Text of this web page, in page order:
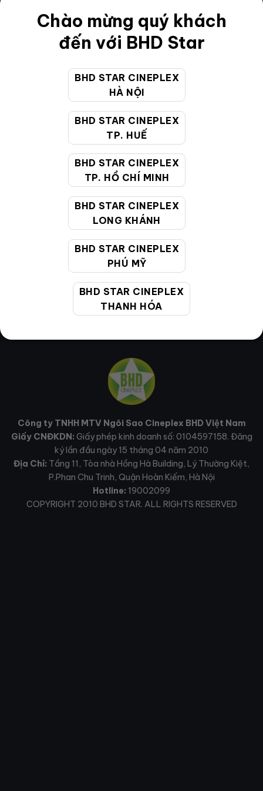
Chào mừng quý khách
đến với BHD Star
BHD STAR CINEPLEX
HÀ NỘI
BHD STAR CINEPLEX
TP. HUẾ
BHD STAR CINEPLEX
TP. HỒ CHÍ MINH
BHD STAR CINEPLEX
LONG KHÁNH
BHD STAR CINEPLEX
PHÚ MỸ
BHD STAR CINEPLEX
THANH HÓA
Điều khoản
Hướng dẫn đặt vé trực tuyến
Chính sách bảo vệ thông tin cá nhân của người tiêu
CHĂM SÓC KHÁCH HÀNG
19002099
gồm cả Lễ, Tết)
cskh@bhdstar.vn
MẠNG XÃ HỘI
Công ty TNHH MTV Ngôi Sao Cineplex BHD Việt Nam
Giấy CNĐKDN: Giấy phép kinh doanh số: 0104597158. Đăng
ký lần đầu ngày 15 tháng 04 năm 2010
Địa Chỉ: Tầng 11, Tòa nhà Hồng Hà Building, Lý Thường Kiệt,
P.Phan Chu Trinh, Quận Hoàn Kiếm, Hà Nội
Hotline: 19002099
COPYRIGHT 2010 BHD STAR. ALL RIGHTS RESERVED